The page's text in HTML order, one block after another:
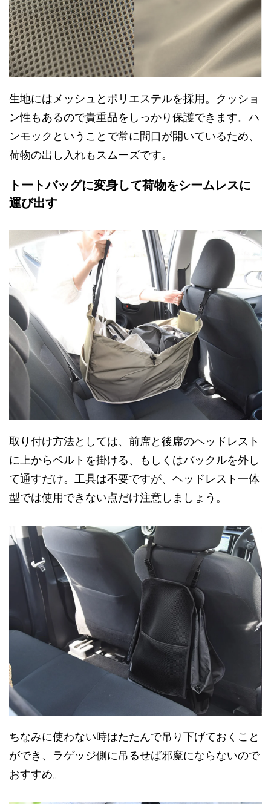
生地にはメッシュとポリエステルを採用。クッショ
ン性もあるので貴重品をしっかり保護できます。ハ
ンモックということで常に間口が開いているため、
荷物の出し入れもスムーズです。
トートバッグに変身して荷物をシームレスに
運び出す
取り付け方法としては、前席と後席のヘッドレスト
に上からベルトを掛ける、もしくはバックルを外し
て通すだけ。工具は不要ですが、ヘッドレスト一体
型では使用できない点だけ注意しましょう。
ちなみに使わない時はたたんで吊り下げておくこと
ができ、ラゲッジ側に吊るせば邪魔にならないので
おすすめ。